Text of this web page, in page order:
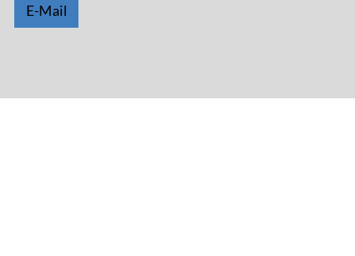
E-Mail